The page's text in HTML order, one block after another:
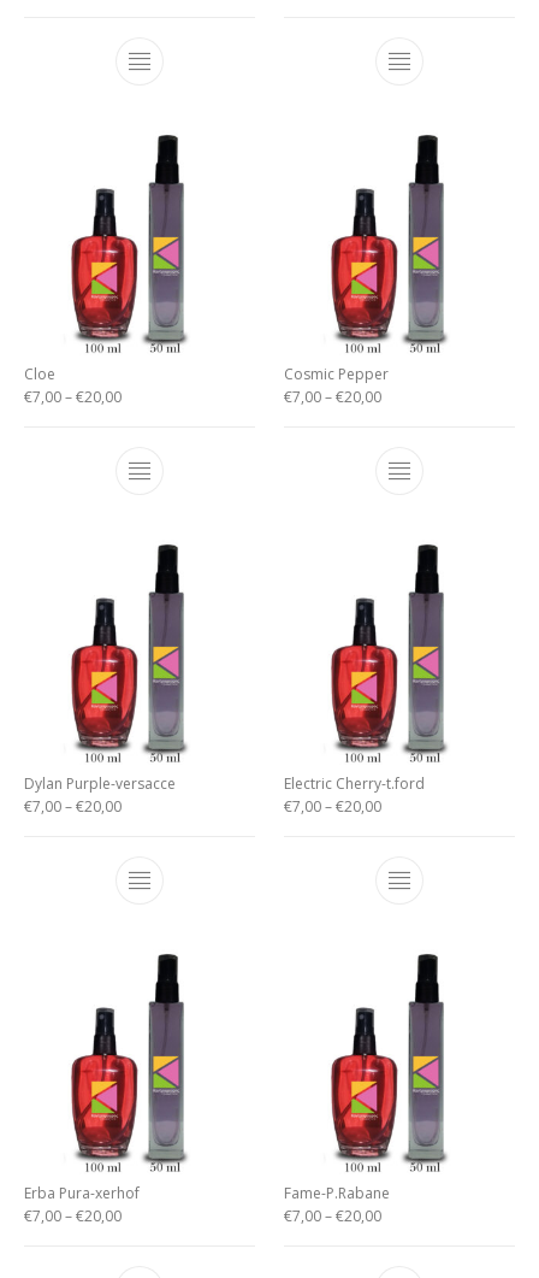
Cloe
€7,00–€20,00
Cosmic Pepper
€7,00–€20,00
Dylan Purple-versacce
€7,00–€20,00
Electric Cherry-t.ford
€7,00–€20,00
Erba Pura-xerhof
€7,00–€20,00
Fame-P.Rabane
€7,00–€20,00